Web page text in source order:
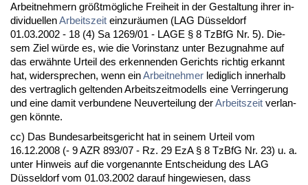
Ar­beit­neh­mern größtmögli­che Frei­heit in der Ge­stal­tung ih­rer in­
di­vi­du­el­lenAr­beits­zeit ein­zuräum­en (LAG Düssel­dorf
01.03.2002 - 18 (4) Sa 1269/01 - LA­GE § 8 Tz­B­fG Nr. 5). Die­
sem Ziel würde es, wie die Vor­in­stanz un­ter Be­zug­nah­me auf
das erwähn­te Ur­teil des er­ken­nen­den Ge­richts rich­tig er­kannt
hat, wi­der­spre­chen, wenn einAr­beit­neh­mer le­dig­lich in­ner­halb
des ver­trag­lich gel­ten­den Ar­beits­zeit­mo­dells ei­ne Ver­rin­ge­rung
und ei­ne da­mit ver­bun­de­ne Neu­ver­tei­lung derAr­beits­zeit ver­lan­
gen könn­te.
cc) Das Bun­des­ar­beits­ge­richt hat in sei­nem Ur­teil vom
16.12.2008 (- 9 AZR 893/07 - Rz. 29 EzA § 8 Tz­B­fG Nr. 23) u. a.
un­ter Hin­weis auf die vor­ge­nann­te Ent­schei­dung des LAG
Düssel­dorf vom 01.03.2002 dar­auf hin­ge­wie­sen, dass